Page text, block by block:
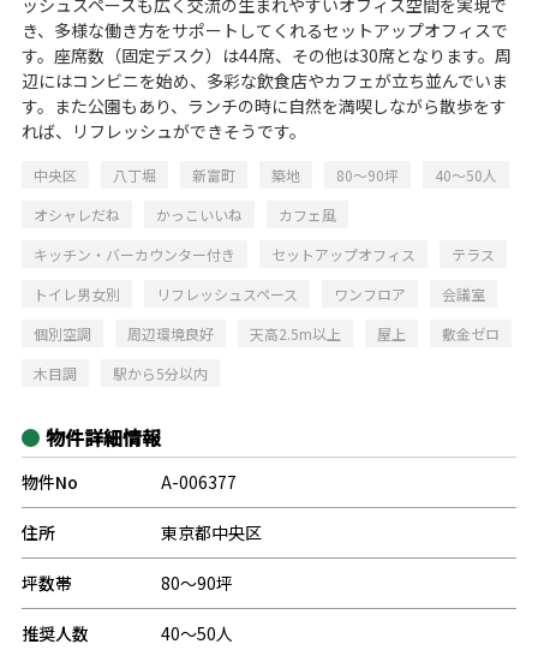
ッシュスペースも広く交流の生まれやすいオフィス空間を実現で
き、多様な働き方をサポートしてくれるセットアップオフィスで
す。座席数（固定デスク）は44席、その他は30席となります。周
辺にはコンビニを始め、多彩な飲食店やカフェが立ち並んでいま
す。また公園もあり、ランチの時に自然を満喫しながら散歩をす
れば、リフレッシュができそうです。
中央区 八丁堀 新富町 築地 80～90坪
40～50人
オシャレだね
かっこいいね
カフェ風
キッチン・バーカウンター付き
セットアップオフィス
テラス
トイレ男女別
リフレッシュスペース ワンフロア
会議室
個別空調
周辺環境良好 天高2.5m以上 屋上
敷金ゼロ
木目調
駅から5分以内
物件詳細情報
物件No A-006377
住所 東京都中央区
坪数帯 80～90坪
推奨人数 40～50人